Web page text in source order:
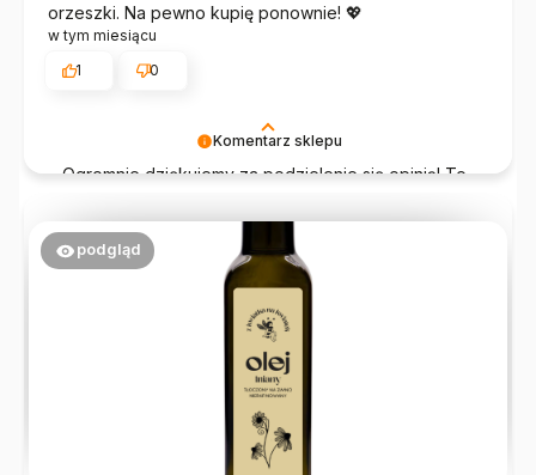
Komentarz sklepu
Ogromnie dziękujemy za podzielenie się opinią! To
jeszcze bardziej 💛
orzeszki. Na pewno kupię ponownie! 💖
w tym miesiącu
1
0
podgląd